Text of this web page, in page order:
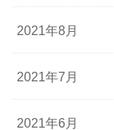
2021年8月
2021年7月
2021年6月